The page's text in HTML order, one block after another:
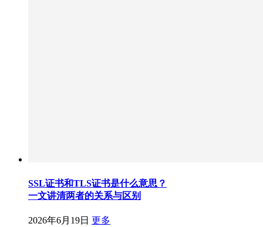
SSL证书和TLS证书是什么意思？
一文讲清两者的关系与区别
2026年6月19日 更多